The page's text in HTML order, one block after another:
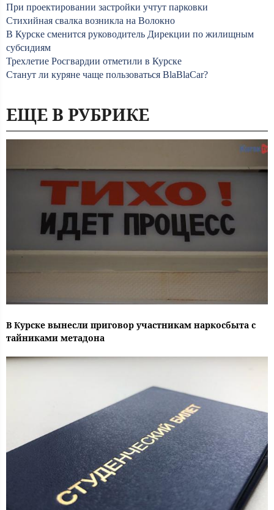
При проектировании застройки учтут парковки
Стихийная свалка возникла на Волокно
В Курске сменится руководитель Дирекции по жилищным
субсидиям
Трехлетие Росгвардии отметили в Курске
Станут ли куряне чаще пользоваться BlaBlaCar?
ЕЩЕ В РУБРИКЕ
В Курске вынесли приговор участникам наркосбыта с
тайниками метадона